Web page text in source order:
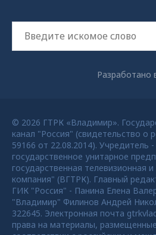
Разработано
© 2026 ГТРК «Владимир».
канал "Россия" (свидетельство о
59166 от 22.08.2014). Учредитель
государственное унитарное
государственная телевизионная
компания" (ВГТРК). Главный
ГИК "Россия" - Панина Елена
"Владимир" Филинов Андрей
322645. Электронная почта
права на материалы,